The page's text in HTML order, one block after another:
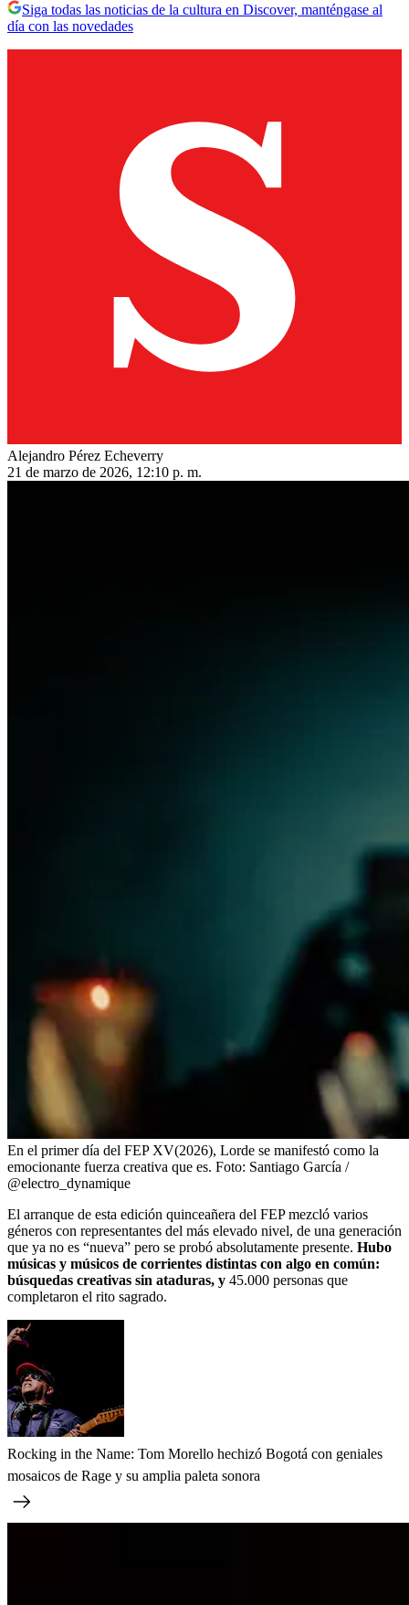
Siga todas las noticias de la cultura en Discover, manténgase al
día con las novedades
Alejandro Pérez Echeverry
21 de marzo de 2026, 12:10 p. m.
En el primer día del FEP XV(2026), Lorde se manifestó como la
emocionante fuerza creativa que es. Foto: Santiago García /
@electro_dynamique
El arranque de esta edición quinceañera del FEP mezcló varios
géneros con representantes del más elevado nivel, de una generación
que ya no es “nueva” pero se probó absolutamente presente. Hubo
músicas y músicos de corrientes distintas con algo en común:
búsquedas creativas sin ataduras, y 45.000 personas que
completaron el rito sagrado.
Rocking in the Name: Tom Morello hechizó Bogotá con geniales
mosaicos de Rage y su amplia paleta sonora